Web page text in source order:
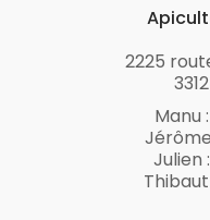
2225
Manu :
Julien :
Thibaut